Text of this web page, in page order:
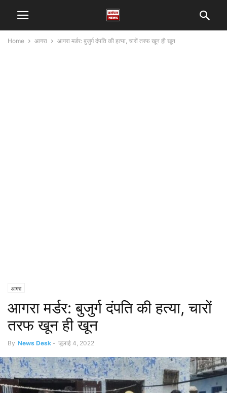
Home आगरा आगरा मर्डर: बुजुर्ग दंपति की हत्या, चारों तरफ खून ही खून
आगरा
आगरा मर्डर: बुजुर्ग दंपति की हत्या, चारों
तरफ खून ही खून
By News Desk - जुलाई 4, 2022